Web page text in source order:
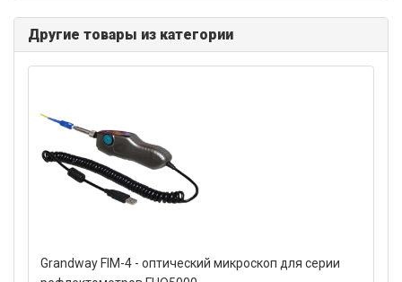
Другие товары из категории
Grandway FIM-4 - оптический микроскоп для серии